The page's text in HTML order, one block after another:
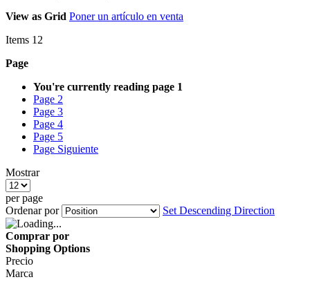
View as Grid Poner un artículo en venta
Items 12
Page
You're currently reading page 1
Page 2
Page 3
Page 4
Page 5
Page Siguiente
Mostrar
per page
Ordenar por
Set Descending Direction
Comprar por
Shopping Options
Precio
Marca